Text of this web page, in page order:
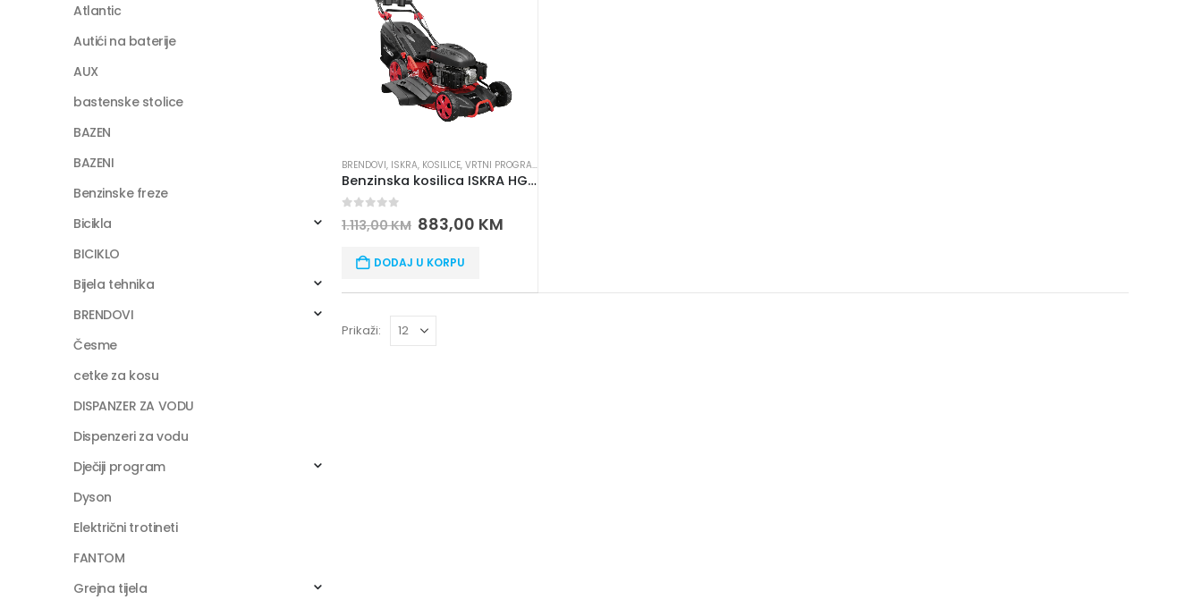
BRENDOVI, ISKRA, KOSILICE, VRTNI PROGRAM
Benzinska kosilica ISKRA HG46SMH-BS500
1.113,00KM 883,00 KM
DODAJ U KORPU
Prikaži:
Atlantic
Autići na baterije
AUX
bastenske stolice
BAZEN
BAZENI
Benzinske freze
Bicikla
BICIKLO
Bijela tehnika
BRENDOVI
Česme
cetke za kosu
DISPANZER ZA VODU
Dispenzeri za vodu
Dječiji program
Dyson
Električni trotineti
FANTOM
Grejna tijela